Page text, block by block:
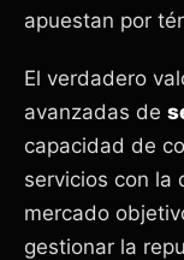
apuestan por
El verdadero
avanzadas de
capacidad de
servicios con la
mercado
gestionar la